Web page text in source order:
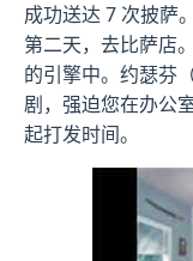
成功送达 7 次披萨。
第二天，去比萨店
的引擎中。约瑟芬
剧，强迫您在办公
起打发时间。